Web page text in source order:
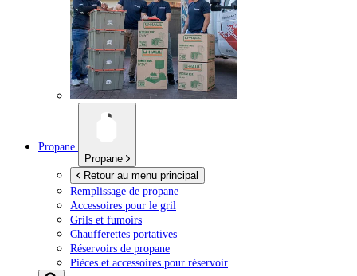
Propane
Propane
Retour au menu principal
Remplissage de propane
Accessoires pour le gril
Grils et fumoirs
Chaufferettes portatives
Réservoirs de propane
Pièces et accessoires pour réservoir